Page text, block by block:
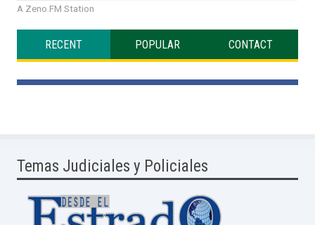
A Zeno.FM Station
RECENT POPULAR CONTACT
Temas Judiciales y Policiales